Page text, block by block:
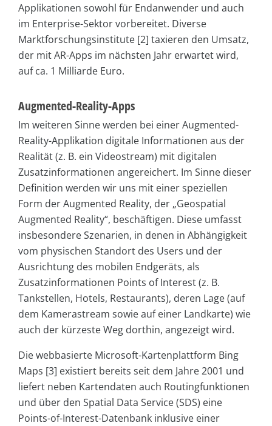
Applikationen sowohl für Endanwender und auch
im Enterprise-Sektor vorbereitet. Diverse
Marktforschungsinstitute [2] taxieren den Umsatz,
der mit AR-Apps im nächsten Jahr erwartet wird,
auf ca. 1 Milliarde Euro.
Augmented-Reality-Apps
Im weiteren Sinne werden bei einer Augmented-
Reality-Applikation digitale Informationen aus der
Realität (z. B. ein Videostream) mit digitalen
Zusatzinformationen angereichert. Im Sinne dieser
Definition werden wir uns mit einer speziellen
Form der Augmented Reality, der „Geospatial
Augmented Reality“, beschäftigen. Diese umfasst
insbesondere Szenarien, in denen in Abhängigkeit
vom physischen Standort des Users und der
Ausrichtung des mobilen Endgeräts, als
Zusatzinformationen Points of Interest (z. B.
Tankstellen, Hotels, Restaurants), deren Lage (auf
dem Kamerastream sowie auf einer Landkarte) wie
auch der kürzeste Weg dorthin, angezeigt wird.
Die webbasierte Microsoft-Kartenplattform Bing
Maps [3] existiert bereits seit dem Jahre 2001 und
liefert neben Kartendaten auch Routingfunktionen
und über den Spatial Data Service (SDS) eine
Points-of-Interest-Datenbank inklusive einer